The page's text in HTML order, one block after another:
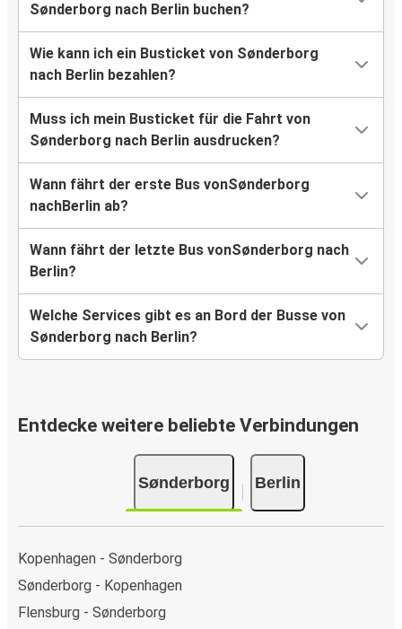
Sønderborg nach Berlin buchen?
Wie kann ich ein Busticket von Sønderborg
nach Berlin bezahlen?
Muss ich mein Busticket für die Fahrt von
Sønderborg nach Berlin ausdrucken?
Wann fährt der erste Bus vonSønderborg
nachBerlin ab?
Wann fährt der letzte Bus vonSønderborg nach
Berlin?
Welche Services gibt es an Bord der Busse von
Sønderborg nach Berlin?
Entdecke weitere beliebte Verbindungen
Sønderborg Berlin
Kopenhagen - Sønderborg
Sønderborg - Kopenhagen
Flensburg - Sønderborg